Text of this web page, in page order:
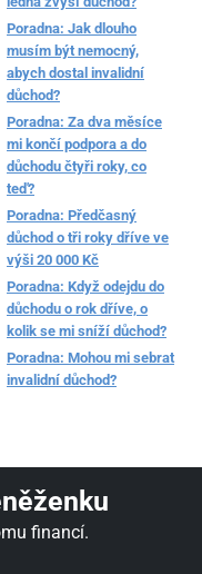
Poradna: Jak dlouho
musím být nemocný,
abych dostal invalidní
důchod?
Poradna: Za dva měsíce
mi končí podpora a do
důchodu čtyři roky, co
teď?
Poradna: Předčasný
důchod o tři roky dříve ve
výši 20 000 Kč
Poradna: Když odejdu do
důchodu o rok dříve, o
kolik se mi sníží důchod?
Poradna: Mohou mi sebrat
invalidní důchod?
financí.